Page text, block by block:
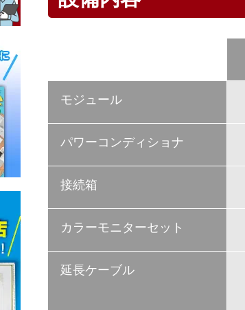
モジュール
パワーコンディショナ
接続箱
カラーモニターセット
延長ケーブル